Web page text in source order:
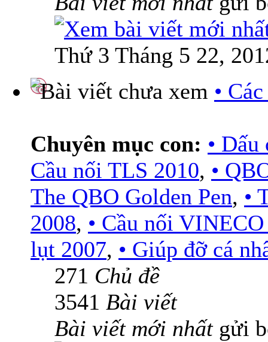
Thứ 3 Tháng 5 22,
•
Chuyên mục con: •
Cầu nối TLS 2010, •
The QBO Golden Pen, •
2008, • Cầu nối
lụt 2007, • Giúp đỡ cá
271 Chủ đề
3541 Bài viết
Bài viết mới nhấtgửi